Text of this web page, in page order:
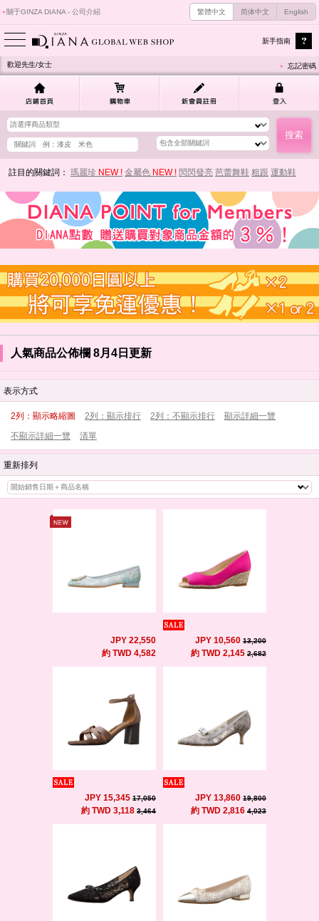
關于GINZA DIANA - 公司介紹 繁體中文 简体中文 English
新手指南
歡迎先生/女士 忘記密碼
註目的關鍵詞： 瑪麗珍 NEW ! 金屬色 NEW ! 閃閃發亮 芭蕾舞鞋 粗跟 運動鞋
人氣商品公佈欄 8月4日更新
表示方式
2列：顯示略縮圖 2列：顯示排行 2列：不顯示排行
顯示詳細一覽
不顯示詳細一覽
清單
重新排列
JPY 22,550
約 TWD 4,582
JPY 10,560 13,200
約 TWD 2,145 2,682
JPY 15,345 17,050
約 TWD 3,118 3,464
JPY 13,860 19,800
約 TWD 2,816 4,023